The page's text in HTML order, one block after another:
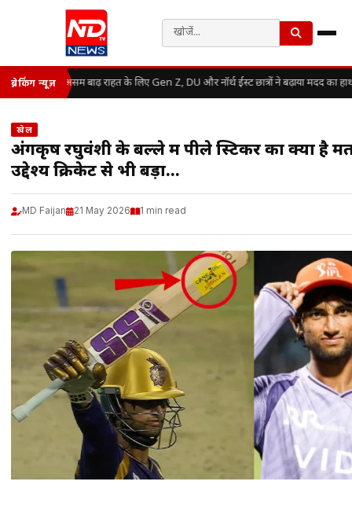
ब्रेकिंग न्यूज़ असम बाढ़ राहत के लिए Gen Z, DU और नॉर्थ ईस्ट छात्रों ने बढ़ाया मदद का हाथ
खेल
अंगकृष रघुवंशी के बल्ले में पीले स्टिकर का क्या है
उद्देश्य क्रिकेट से भी बड़ा…
MD Faijan 21 May 2026 1 min read